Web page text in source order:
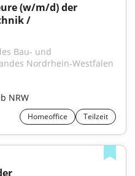
(w/m/d) der
/
Bau- und
Nordrhein‑Westfalen
NRW
Homeoffice Teilzeit